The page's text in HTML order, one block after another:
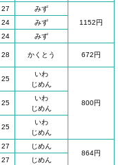
27
みず
1152円
24
みず
24
みず
28 かくとう 672円
25
いわ
じめん
800円
25
いわ
じめん
25
いわ
じめん
27
じめん
864円
27 じめん